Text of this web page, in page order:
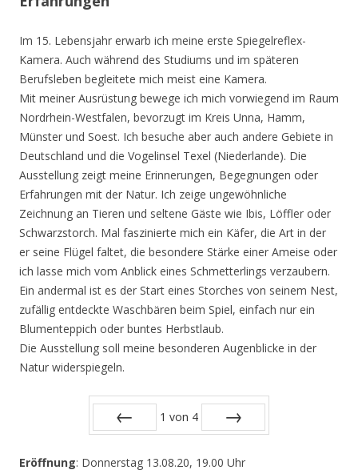
Im 15. Lebensjahr erwarb ich meine erste Spiegelreflex-
Kamera. Auch während des Studiums und im späteren
Berufsleben begleitete mich meist eine Kamera.
Mit meiner Ausrüstung bewege ich mich vorwiegend im Raum
Nordrhein-Westfalen, bevorzugt im Kreis Unna, Hamm,
Münster und Soest. Ich besuche aber auch andere Gebiete in
Deutschland und die Vogelinsel Texel (Niederlande). Die
Ausstellung zeigt meine Erinnerungen, Begegnungen oder
Erfahrungen mit der Natur. Ich zeige ungewöhnliche
Zeichnung an Tieren und seltene Gäste wie Ibis, Löffler oder
Schwarzstorch. Mal faszinierte mich ein Käfer, die Art in der
er seine Flügel faltet, die besondere Stärke einer Ameise oder
ich lasse mich vom Anblick eines Schmetterlings verzaubern.
Ein andermal ist es der Start eines Storches von seinem Nest,
zufällig entdeckte Waschbären beim Spiel, einfach nur ein
Blumenteppich oder buntes Herbstlaub.
Die Ausstellung soll meine besonderen Augenblicke in der
Natur widerspiegeln.
1 von 4
Eröffnung: Donnerstag 13.08.20, 19.00 Uhr